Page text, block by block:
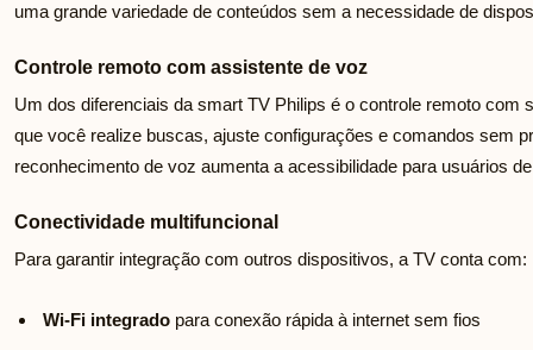
uma grande variedade de conteúdos sem a necessidade de
Controle remoto com assistente de voz
Um dos diferenciais da smart TV Philips é o controle remoto com
que você realize buscas, ajuste configurações e comandos sem
reconhecimento de voz aumenta a acessibilidade para usuários
Conectividade multifuncional
Para garantir integração com outros dispositivos, a TV conta com:
Wi-Fi integrado para conexão rápida à internet sem fios